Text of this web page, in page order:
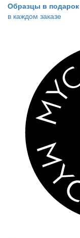
Образцы в подарок
в каждом заказе